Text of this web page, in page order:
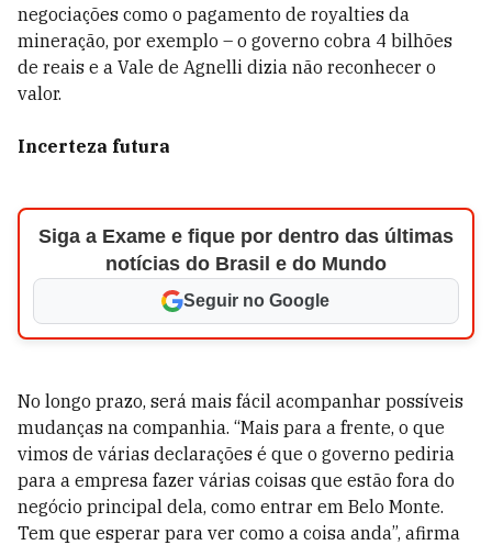
negociações como o pagamento de royalties da
mineração, por exemplo – o governo cobra 4 bilhões
de reais e a Vale de Agnelli dizia não reconhecer o
valor.
Incerteza futura
Siga a Exame e fique por dentro das últimas
notícias do Brasil e do Mundo
Seguir no Google
No longo prazo, será mais fácil acompanhar possíveis
mudanças na companhia. “Mais para a frente, o que
vimos de várias declarações é que o governo pediria
para a empresa fazer várias coisas que estão fora do
negócio principal dela, como entrar em Belo Monte.
Tem que esperar para ver como a coisa anda”, afirma